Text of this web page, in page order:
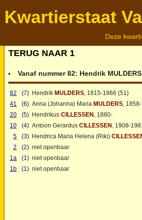
Kwartierstaat
Deze
TERUG NAAR 1
Vanaf nummer 82: Hendrik MULDERS
82 (7) Hendrik MULDERS, 1815-1866 (51)
41
(6) Anna (Johanna) Maria MULDERS,
20
(5) Hendrikus CILLESSEN , 1880-
10
(4) Antoon Gerardus CILLESSEN , 1908-
5
(3) Hendrica Maria Helena (Riki)
2
(2) niet openbaar
1a
(1) niet openbaar
1b
(1) niet openbaar